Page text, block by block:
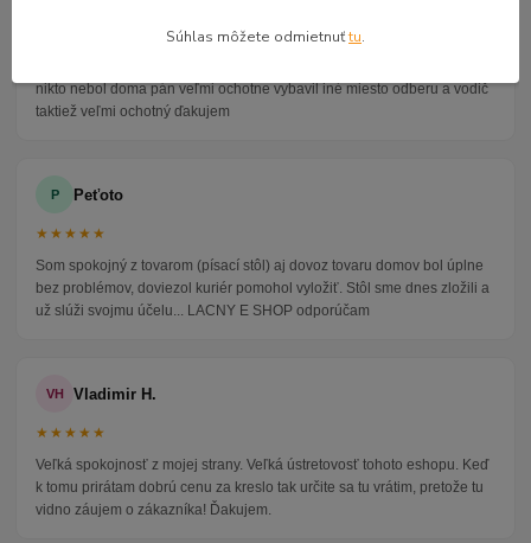
nikto nebol doma pán veľmi ochotne vybavil iné miesto odberu a vodič
taktiež veľmi ochotný ďakujem
P Peťoto
★★★★★
Som spokojný z tovarom (písací stôl) aj dovoz tovaru domov bol úplne
bez problémov, doviezol kuriér pomohol vyložiť. Stôl sme dnes zložili a
už slúži svojmu účelu... LACNY E SHOP odporúčam
VH Vladimir H.
★★★★★
Veľká spokojnosť z mojej strany. Veľká ústretovosť tohoto eshopu. Keď
k tomu prirátam dobrú cenu za kreslo tak určite sa tu vrátim, pretože tu
vidno záujem o zákazníka! Ďakujem.
Súhlas môžete odmietnuťtu.